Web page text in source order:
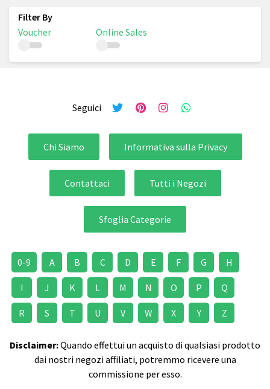
Voucher Online Sales
Seguici
Chi Siamo Informativa sulla Privacy
Contattaci Tutti i Negozi
Sfoglia Categorie
0-9 A B C D E F G H
I J K L M N O P Q
R S T U V W X Y Z
Disclaimer:Quando effettui un acquisto di qualsiasi prodotto
dai nostri negozi affiliati, potremmo ricevere una
commissione per esso.